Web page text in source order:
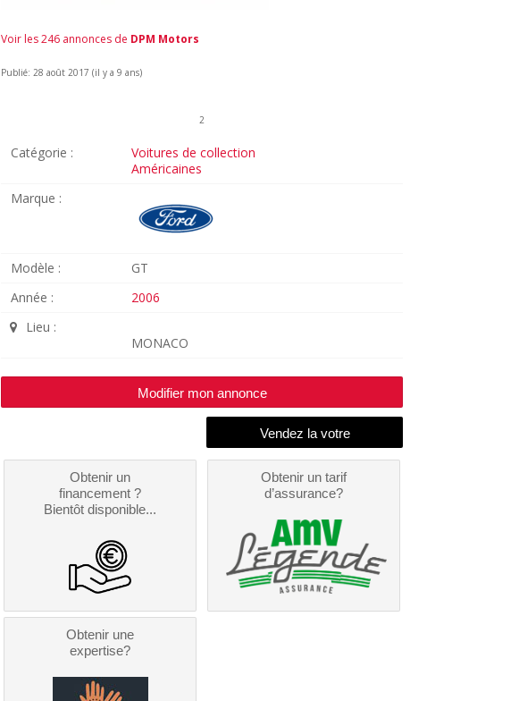
Voir les 246 annonces de DPM Motors
Publié: 28 août 2017 (il y a 9 ans)
2
Catégorie :
Voitures de collection
Américaines
Marque :
Modèle :
GT
Année :
2006
Lieu :
MONACO
Modifier mon annonce
Obtenir un
financement ?
Bientôt disponible...
Obtenir un tarif
d’assurance?
Obtenir une
expertise?